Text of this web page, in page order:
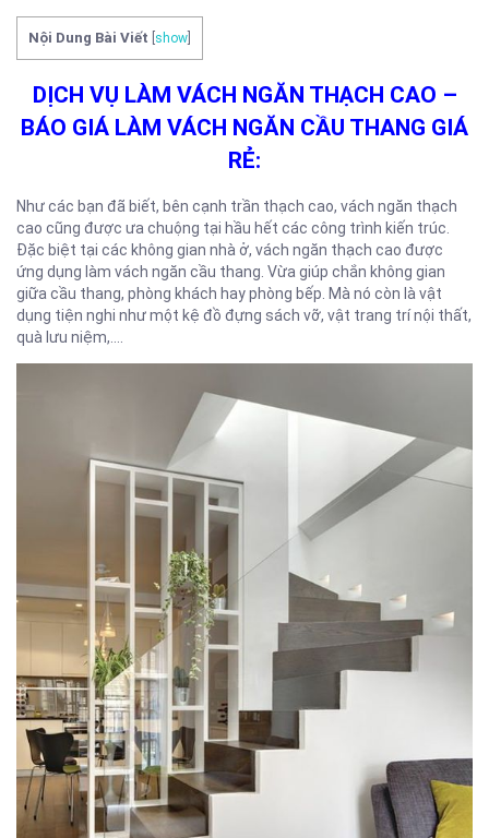
Nội Dung Bài Viết show
DỊCH VỤ LÀM VÁCH NGĂN THẠCH CAO –
BÁO GIÁ LÀM VÁCH NGĂN CẦU THANG GIÁ
RẺ:
Như các bạn đã biết, bên cạnh trần thạch cao, vách ngăn thạch
cao cũng được ưa chuộng tại hầu hết các công trình kiến trúc.
Đặc biệt tại các không gian nhà ở, vách ngăn thạch cao được
ứng dụng làm vách ngăn cầu thang. Vừa giúp chắn không gian
giữa cầu thang, phòng khách hay phòng bếp. Mà nó còn là vật
dụng tiện nghi như một kệ đồ đựng sách vỡ, vật trang trí nội thất,
quà lưu niệm,….